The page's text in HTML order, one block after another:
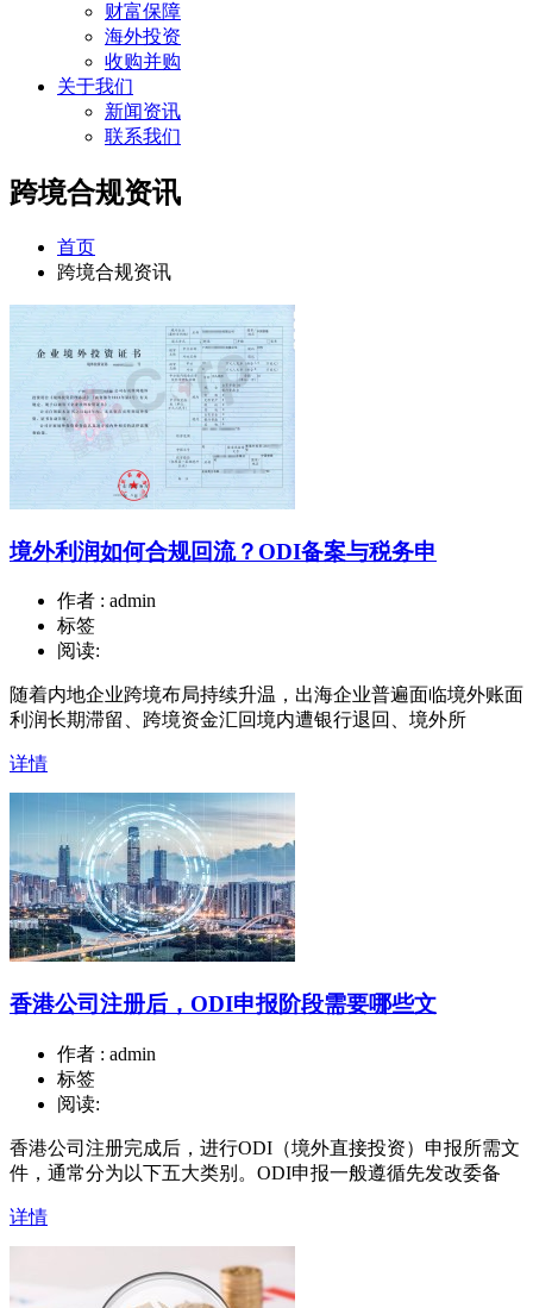
财富保障
海外投资
收购并购
关于我们
新闻资讯
联系我们
跨境合规资讯
首页
跨境合规资讯
境外利润如何合规回流？ODI备案与税务申
作者 : admin
标签
阅读:
随着内地企业跨境布局持续升温，出海企业普遍面临境外账面
利润长期滞留、跨境资金汇回境内遭银行退回、境外所
详情
香港公司注册后，ODI申报阶段需要哪些文
作者 : admin
标签
阅读:
香港公司注册完成后，进行ODI（境外直接投资）申报所需文
件，通常分为以下五大类别。ODI申报一般遵循先发改委备
详情